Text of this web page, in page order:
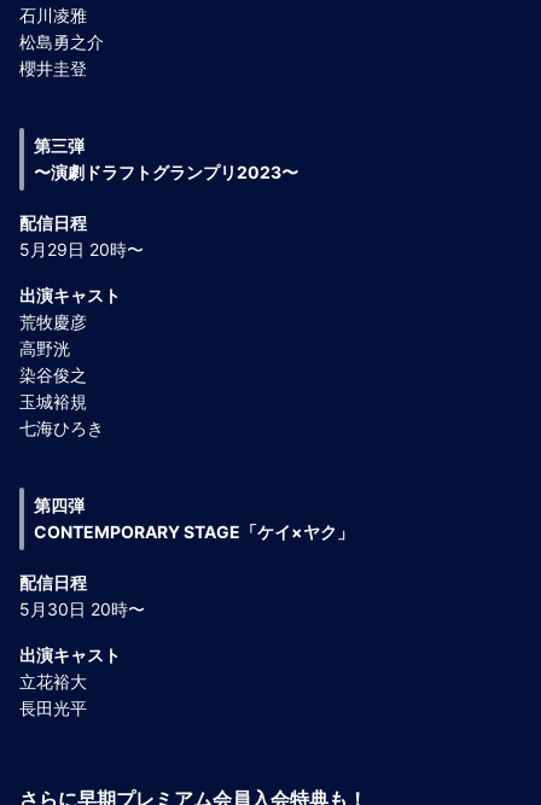
石川凌雅
松島勇之介
櫻井圭登
第三弾
〜演劇ドラフトグランプリ2023〜
配信日程
5月29日 20時〜
出演キャスト
荒牧慶彦
高野洸
染谷俊之
玉城裕規
七海ひろき
第四弾
CONTEMPORARY STAGE「ケイ×ヤク」
配信日程
5月30日 20時〜
出演キャスト
立花裕大
長田光平
さらに早期プレミアム会員入会特典も！